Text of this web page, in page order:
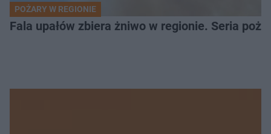
POŻARY W REGIONIE
Fala upałów zbiera żniwo w regionie. Seria